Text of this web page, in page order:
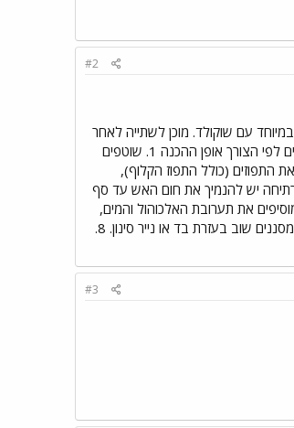
#2
עם שוקולד. מוכן לשתייה לאחר
כ-6 חודשים. מצרכים להכנת 1 ליטר חומרים 4 תפוזים גדולים ומתוקים 1/2 1 - 2 כוסות סוכר 1 כוס אלכוהול 95% +כוס מים מים נוספים לפי הצורך אופן ההכנה 1. שוטפים
קלות. 2. מקלפים מתפוז אחד את השכבה הדקה החיצונית בעזרת קולפן ירקות. 3. סוחטים את התפוזים (כולל התפוז הקלוף),
2 כוסות. 4. שמים בסיר את המיץ, את הקליפות ואת הסוכר, מערבבים ומרתיחים תוך כדי ערבוב. 5. עם הרתיחה יש להנמיך את חום האש עד סף
שהתקררה למיכל אחסון, מוסיפים את תערובת האלכוהול והמים,
מערבבים היטב, סוגרים ומניחים למשך שלושה חודשים. 7. מסננים את התערובת בעזרת מסננת מתכת על-מנת להוציא את הקליפות ומסננים שוב בעזרת בד או נייר סינון. 8.
#3